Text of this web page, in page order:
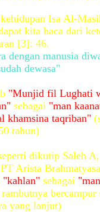
Isa Al-
kita baca dari
[3]: 46.
dengan manusia
dewasa"
"Munjid fil Lughati
sebagai "man
khamsina taqriban"
tahun)
dikutip Saleh
Arista
"kahlan" sebagai
bercampur
yang lanjut)